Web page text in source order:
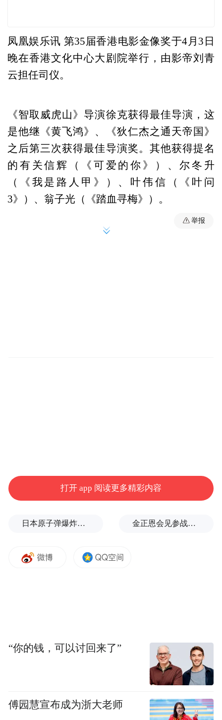
凤凰娱乐讯 第35届香港电影金像奖于4月3日
晚在香港文化中心大剧院举行，由影帝刘青
云担任司仪。
《智取威虎山》导演徐克获得最佳导演，这
是他继《黄飞鸿》、《狄仁杰之通天帝国》
之后第三次获得最佳导演奖。其他获得提名
的有关信辉（《可爱的你》）、尔冬升
（《我是路人甲》）、叶伟信（《叶问
3》）、翁子光（《踏血寻梅》）。
举报
打开 app 阅读更多精彩内容
日本原子弹爆炸亲历者警告高市：想通过战争成为大国，这种想法本身就是错误的 金正恩会见参战老兵和战时立功者
“你的钱，可以讨回来了”
傅园慧宣布成为浙大老师